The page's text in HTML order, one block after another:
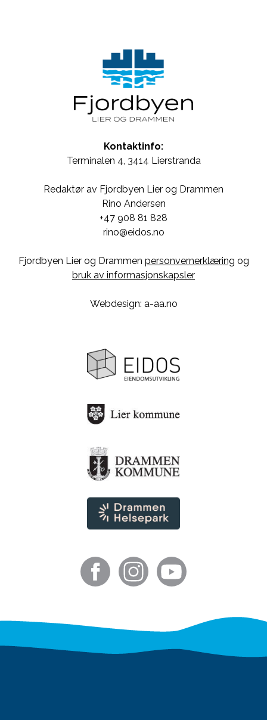
Kontaktinfo:
Terminalen 4, 3414 Lierstranda
Redaktør av Fjordbyen Lier og Drammen
Rino Andersen
+47 908 81 828
rino@eidos.no
Fjordbyen Lier og Drammen personvernerklæring og
bruk av informasjonskapsler
Webdesign: a-aa.no